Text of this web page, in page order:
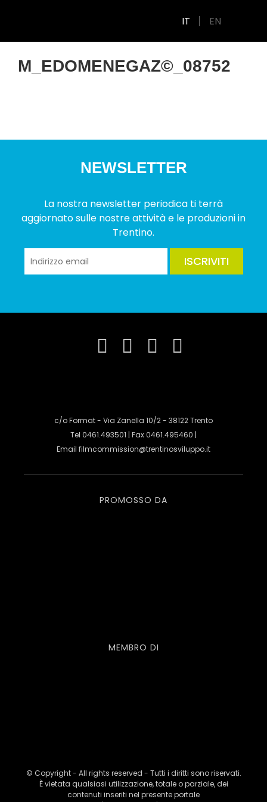
IT EN
M_EDOMENEGAZ©_08752
NEWSLETTER
La nostra newsletter periodica ti terrà
aggiornato sulle nostre attività e le produzioni in
Trentino.
ISCRIVITI
c/o Format - Via Zanella 10/2 - 38122 Trento
Tel 0461.493501 | Fax 0461.495460 |
Email filmcommission@trentinosviluppo.it
PROMOSSO DA
MEMBRO DI
© Copyright - All rights reserved - Tutti i diritti sono riservati.
È vietata qualsiasi utilizzazione, totale o parziale, dei
contenuti inseriti nel presente portale